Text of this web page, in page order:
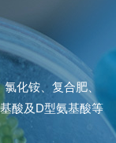
化铵、复合肥、
酸及D型氨基酸等